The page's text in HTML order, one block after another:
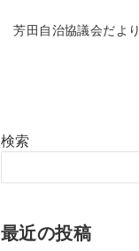
芳田自治協議会だより
検索
最近の投稿